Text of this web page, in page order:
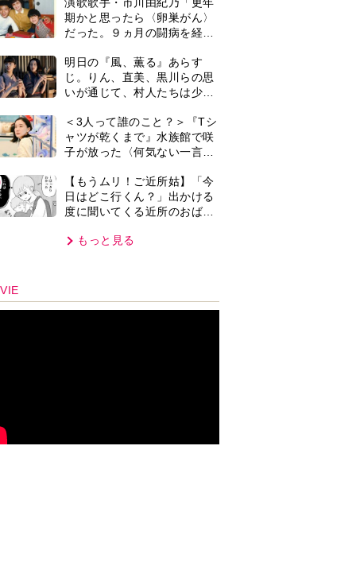
ん。毎日監視される生活が始
まり…【第1話】
もっと見る